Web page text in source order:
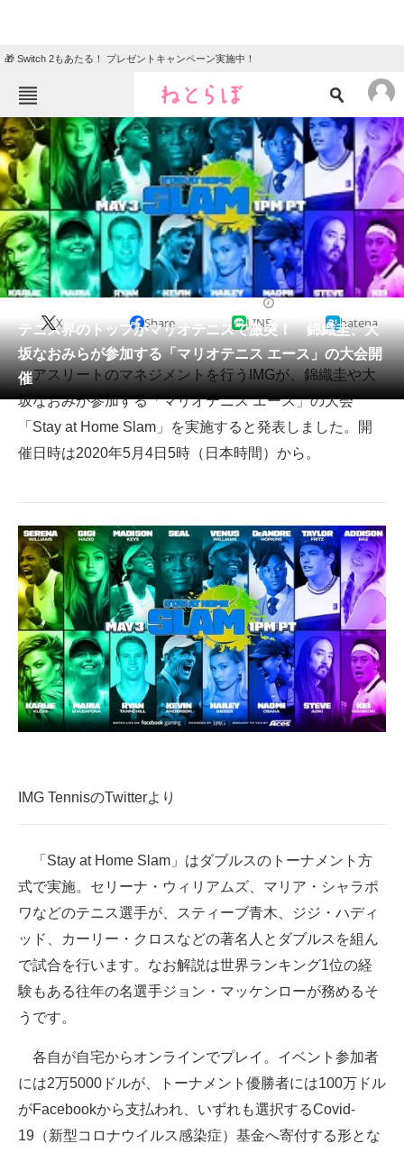
🎁 Switch 2もあたる！ プレゼントキャンペーン実施中！
ねとらぼメニュー
TOP ニュース
エンタメ クイズ
グルメ 地域
住まい 教育・育児
動物 リサーチ
会員記事
メディア
注目記事を集めた総合ページ
好きが集まる 比べて選べる
ビジネスと働き方のヒント
AI活用のいまが分かる
企業ITのトレンドを詳説
経営リーダーのコミュニティ
ITエンジニア向け専門サイト
IT製品の技術・比較・事例
製造業のIT導入・活用を支援
モノづくり技術者専門サイト
エレクトロニクス専門サイト
電子設計の基本と応用
エネルギーの専門メディア
建設×テクノロジーの最前線
ちょっと気になるネットの話題
テニス界のトップがマリオテニスで激突！ 錦織圭、大
坂なおみらが参加する「マリオテニス エース」の大会開
催
X Share LINE hatena
アスリートのマネジメントを行うIMGが、錦織圭や大
坂なおみが参加する「マリオテニス エース」の大会
「Stay at Home Slam」を実施すると発表しました。開
催日時は2020年5月4日5時（日本時間）から。
IMG TennisのTwitterより
「Stay at Home Slam」はダブルスのトーナメント方
式で実施。セリーナ・ウィリアムズ、マリア・シャラポ
ワなどのテニス選手が、スティーブ青木、ジジ・ハディ
ッド、カーリー・クロスなどの著名人とダブルスを組ん
で試合を行います。なお解説は世界ランキング1位の経
験もある往年の名選手ジョン・マッケンローが務めるそ
うです。
各自が自宅からオンラインでプレイ。イベント参加者
には2万5000ドルが、トーナメント優勝者には100万ドル
がFacebookから支払われ、いずれも選択するCovid-
19（新型コロナウイルス感染症）基金へ寄付する形とな